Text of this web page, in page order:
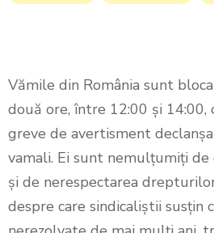
Vămile din România sunt
două ore, între 12:00 și 14:00,
greve de avertisment
vamali. Ei sunt nemulțumiți
și de nerespectarea
despre care sindicaliștii susțin